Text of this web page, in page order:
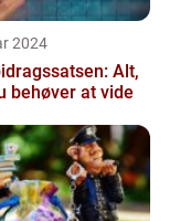
2024
Alt,
behøver at vide